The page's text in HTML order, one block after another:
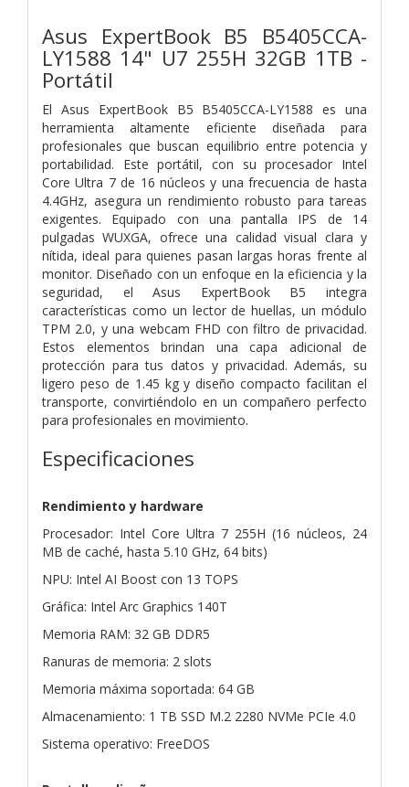
Asus ExpertBook B5 B5405CCA-
LY1588 14" U7 255H 32GB 1TB -
Portátil
El Asus ExpertBook B5 B5405CCA-LY1588 es una
herramienta altamente eficiente diseñada para
profesionales que buscan equilibrio entre potencia y
portabilidad. Este portátil, con su procesador Intel
Core Ultra 7 de 16 núcleos y una frecuencia de hasta
4.4GHz, asegura un rendimiento robusto para tareas
exigentes. Equipado con una pantalla IPS de 14
pulgadas WUXGA, ofrece una calidad visual clara y
nítida, ideal para quienes pasan largas horas frente al
monitor. Diseñado con un enfoque en la eficiencia y la
seguridad, el Asus ExpertBook B5 integra
características como un lector de huellas, un módulo
TPM 2.0, y una webcam FHD con filtro de privacidad.
Estos elementos brindan una capa adicional de
protección para tus datos y privacidad. Además, su
ligero peso de 1.45 kg y diseño compacto facilitan el
transporte, convirtiéndolo en un compañero perfecto
para profesionales en movimiento.
Especificaciones
Rendimiento y hardware
Procesador: Intel Core Ultra 7 255H (16 núcleos, 24
MB de caché, hasta 5.10 GHz, 64 bits)
NPU: Intel AI Boost con 13 TOPS
Gráfica: Intel Arc Graphics 140T
Memoria RAM: 32 GB DDR5
Ranuras de memoria: 2 slots
Memoria máxima soportada: 64 GB
Almacenamiento: 1 TB SSD M.2 2280 NVMe PCIe 4.0
Sistema operativo: FreeDOS